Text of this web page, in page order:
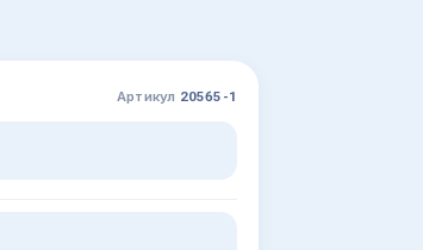
Артикул 20565-1